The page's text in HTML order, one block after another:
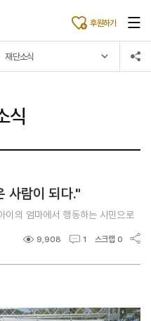
후원하기
재단소식
식
사람이 되다."
의 엄마에서 행동하는 시민으로
9,908 1 스크랩 0